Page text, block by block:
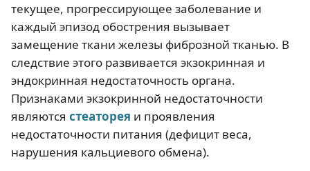
текущее, прогрессирующее заболевание и
каждый эпизод обострения вызывает
замещение ткани железы фиброзной тканью. В
следствие этого развивается экзокринная и
эндокринная недостаточность органа.
Признаками экзокринной недостаточности
являются стеаторея и проявления
недостаточности питания (дефицит веса,
нарушения кальциевого обмена).